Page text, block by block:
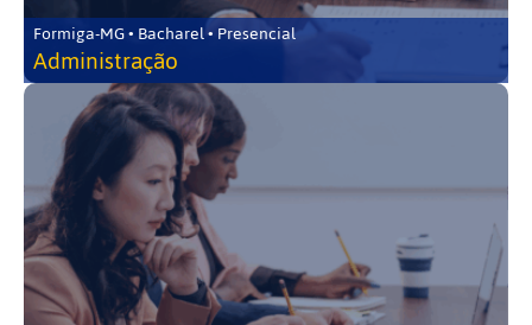
Formiga-MG • Bacharel • Presencial
Administração